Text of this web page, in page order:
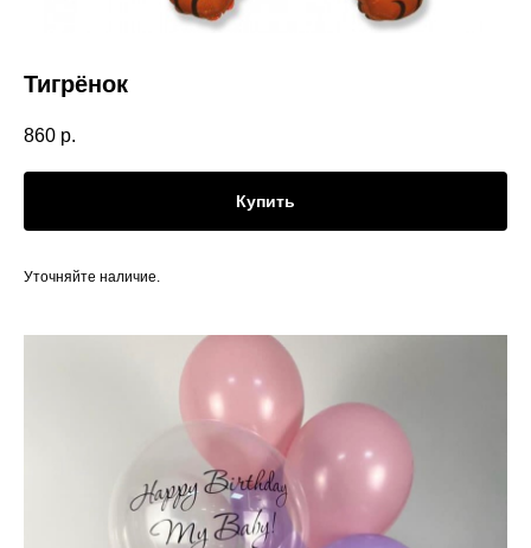
Тигрёнок
860 р.
Купить
Уточняйте наличие.